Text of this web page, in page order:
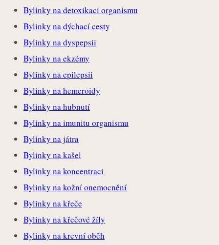
Bylinky na detoxikaci organismu
Bylinky na dýchací cesty
Bylinky na dyspepsii
Bylinky na ekzémy
Bylinky na epilepsii
Bylinky na hemeroidy
Bylinky na hubnutí
Bylinky na imunitu organismu
Bylinky na játra
Bylinky na kašel
Bylinky na koncentraci
Bylinky na kožní onemocnění
Bylinky na křeče
Bylinky na křečové žíly
Bylinky na krevní oběh